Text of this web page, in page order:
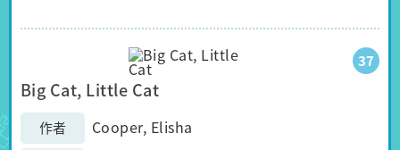
37
Big Cat, Little Cat
作者 Cooper, Elisha